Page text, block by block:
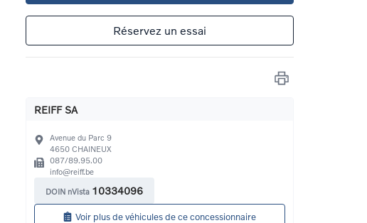
distributeur
Réservez un essai
REIFF SA
Avenue du Parc 9
4650 CHAINEUX
087/89.95.00
info@reiff.be
DOIN nVista 10334096
Voir plus de véhicules de ce concessionnaire